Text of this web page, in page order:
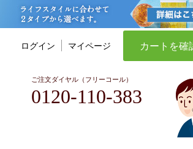
ログイン マイページ カートを確
ご注文ダイヤル（フリーコール）
0120-110-383